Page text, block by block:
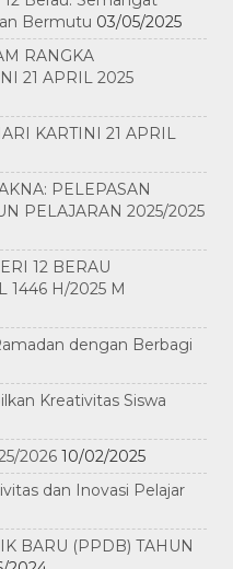
Bermutu 03/05/2025
RANGKA
21 APRIL 2025
KARTINI 21 APRIL
PELEPASAN
PELAJARAN 2025/2025
12 BERAU
1446 H/2025 M
dengan Berbagi
Kreativitas Siswa
2026 10/02/2025
dan Inovasi Pelajar
BARU (PPDB) TAHUN